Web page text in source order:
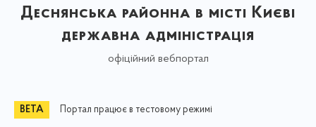
Деснянська районна в місті Києві
державна адміністрація
офіційний вебпортал
Портал працює в тестовому режимі